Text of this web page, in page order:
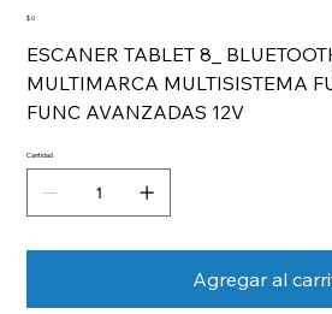
Precio
$ 0
ESCANER TABLET 8_
MULTIMARCA MULTISISTEMA
FUNC AVANZADAS 12V
Cantidad
Agregar al